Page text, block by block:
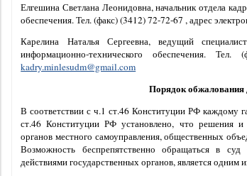
Елгешина Светлана Леонидовна, начальник отдела
обеспечения. Тел. (факс) (3412) 72-72-67 , адрес
Карелина Наталья Сергеевна, ведущий
информационно-технического обеспечения. Тел.
kadry.minlesudm@gmail.com
Порядок обжалования
В соответствии с ч.1 ст.46 Конституции РФ каждому
ст.46 Конституции РФ установлено, что решения и
органов местного самоуправления, общественных
Возможность беспрепятственно обращаться в
действиями государственных органов, является одним